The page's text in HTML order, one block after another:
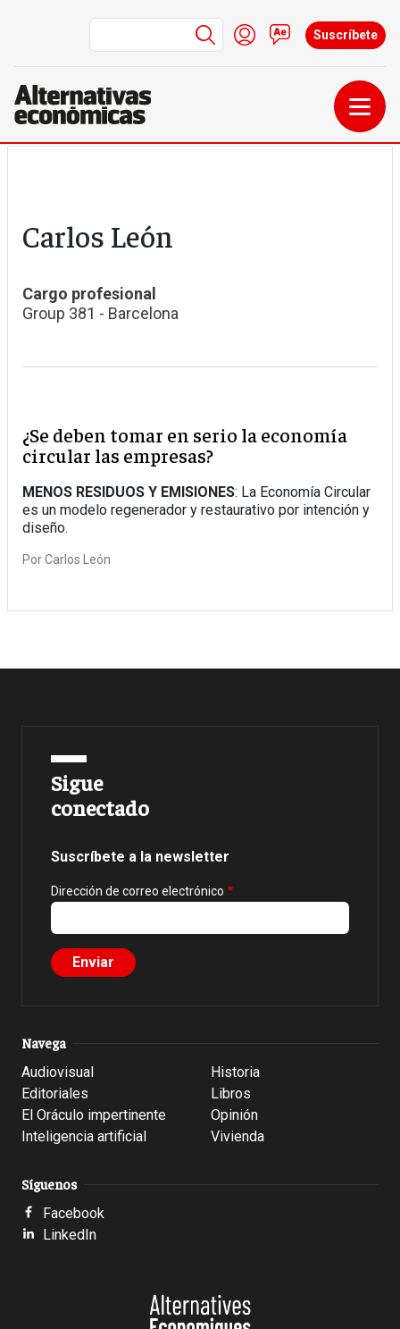
Menú de cuenta de
Iniciar sesión
Contacto
Suscríbete
Carlos León
Cargo profesional
Group 381 - Barcelona
¿Se deben tomar en serio la economía
circular las empresas?
MENOS RESIDUOS Y EMISIONES: La Economía Circular
es un modelo regenerador y restaurativo por intención y
diseño.
PorCarlos León
Sigue
conectado
Suscríbete a la newsletter
Dirección de correo electrónico
Navega
Audiovisual
Editoriales
El Oráculo impertinente
Inteligencia artificial
Historia
Libros
Opinión
Vivienda
Síguenos
Facebook
LinkedIn